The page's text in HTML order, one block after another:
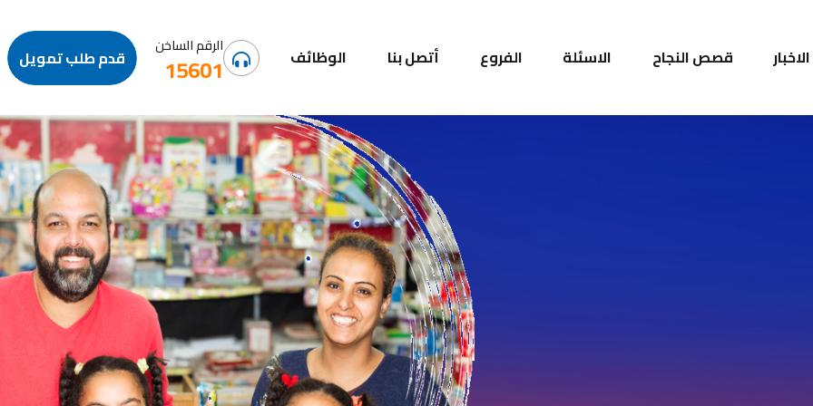
الاخبار قصص النجاح الاسئلة الفروع أتصل بنا الوظائف الرقم الساخن
15601 قدم طلب تمويل
فائدة وأسهل